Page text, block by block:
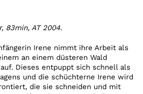
83min, AT 2004​.
Irene nimmt ihre Arbeit als
an einem düsteren Wald
Dieses entpuppt sich schnell als
und die schüchterne Irene wird
die sie schneiden und mit